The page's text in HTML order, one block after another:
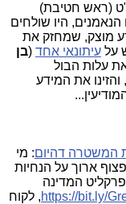
(ראש חטיבת)
מי מאנשיהם הנאמנים, היו שולחים
מוצק, שמחזק את
על עיתונאי אחד (בן
עלות הבול
את המידע
המשטרה דהיום: מי
ארוך על הנחיות
המדינה
https://bit.ly/, לקוח